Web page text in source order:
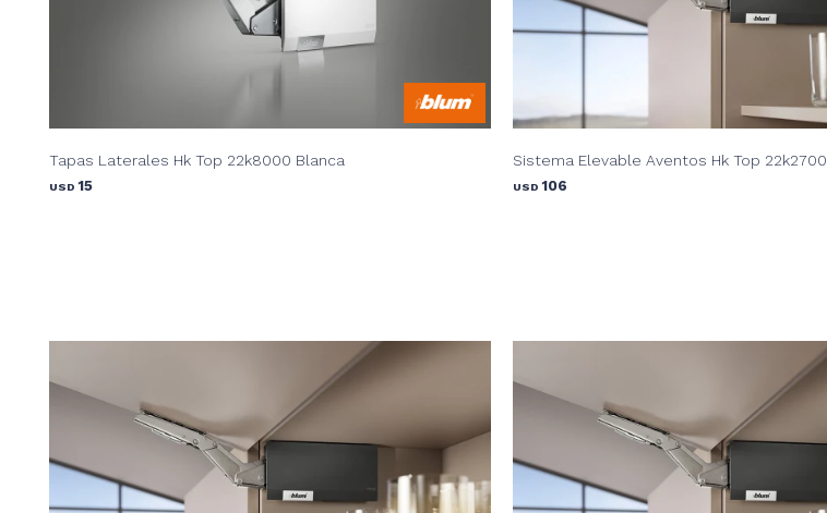
Tapas Laterales Hk Top 22k8000 Blanca
USD 15
Sistema Elevable Aventos Hk Top 22k2700
USD 106